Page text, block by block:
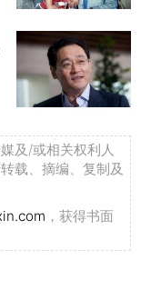
及/或相关权利人
载、摘编、复制及
，获得书面